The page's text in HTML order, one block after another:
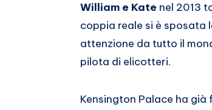
Whatsapp
William e Kate nel 2013
coppia reale si è sposata
attenzione da tutto il
pilota di elicotteri.
Kensington Palace ha